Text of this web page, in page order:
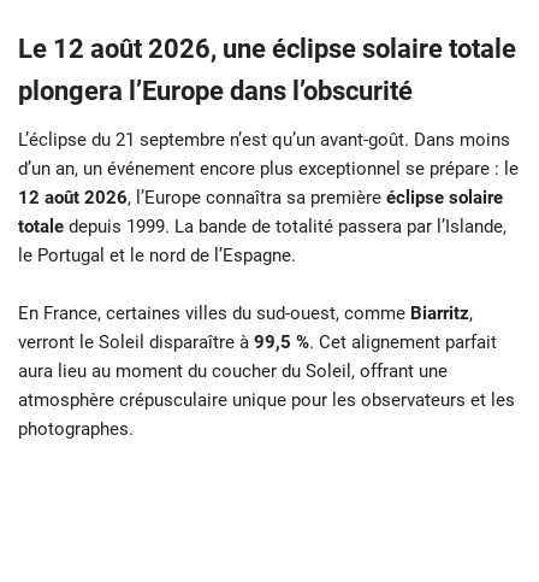
Le 12 août 2026, une éclipse solaire totale
plongera l’Europe dans l’obscurité
L’éclipse du 21 septembre n’est qu’un avant-goût. Dans moins
d’un an, un événement encore plus exceptionnel se prépare : le
12 août 2026, l’Europe connaîtra sa première éclipse solaire
totale depuis 1999. La bande de totalité passera par l’Islande,
le Portugal et le nord de l’Espagne.
En France, certaines villes du sud-ouest, comme Biarritz,
verront le Soleil disparaître à 99,5 %. Cet alignement parfait
aura lieu au moment du coucher du Soleil, offrant une
atmosphère crépusculaire unique pour les observateurs et les
photographes.